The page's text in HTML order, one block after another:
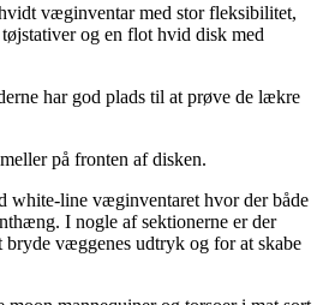
væginventar med stor fleksibilitet,
og en flot hvid disk med
har god plads til at prøve de lækre
på fronten af disken.
white-line væginventaret hvor der både
I nogle af sektionerne er der
bryde væggenes udtryk og for at skabe